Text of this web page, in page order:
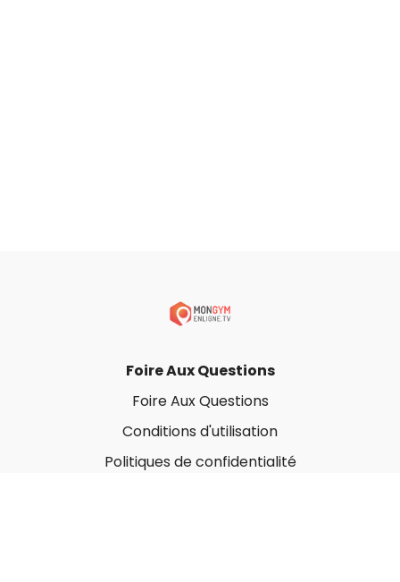
Foire Aux Questions
Foire Aux Questions
Conditions d'utilisation
Politiques de confidentialité